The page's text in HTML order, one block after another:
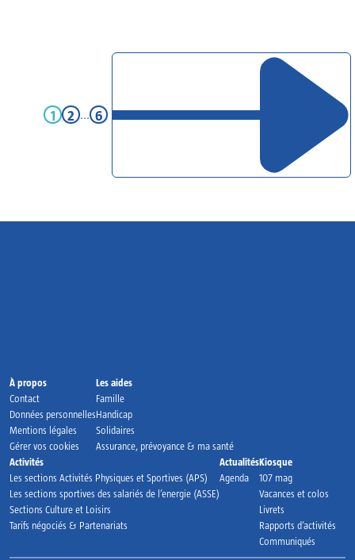
1 2 ... 6
Accueil
À propos
Contact
Données personnelles
Mentions légales
Gérer vos cookies
Les aides
Famille
Handicap
Solidaires
Assurance, prévoyance & ma santé
Activités
Les sections Activités Physiques et Sportives (APS)
Les sections sportives des salariés de l’energie (ASSE)
Sections Culture et Loisirs
Tarifs négociés & Partenariats
Actualités
Agenda
Kiosque
107 mag
Vacances et colos
Livrets
Rapports d’activités
Communiqués